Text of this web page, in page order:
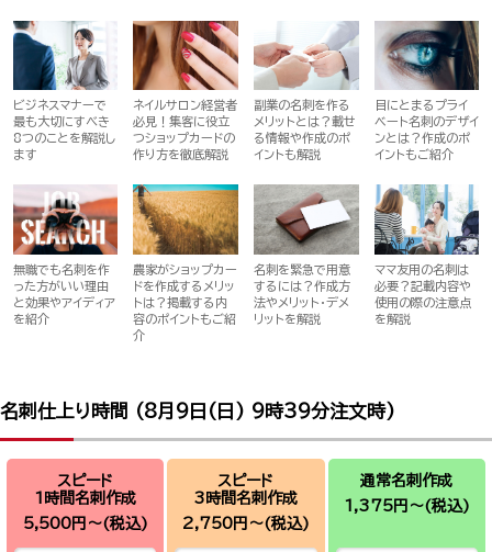
ビジネスマナーで
最も大切にすべき
8つのことを解説し
ます
ネイルサロン経営者
必見！集客に役立
つショップカードの
作り方を徹底解説
副業の名刺を作る
メリットとは？載せ
る情報や作成のポ
イントも解説
目にとまるプライ
ベート名刺のデザイ
ンとは？作成のポ
イントもご紹介
無職でも名刺を作
った方がいい理由
と効果やアイディア
を紹介
農家がショップカー
ドを作成するメリッ
トは？掲載する内
容のポイントもご紹
介
名刺を緊急で用意
するには？作成方
法やメリット・デメ
リットを解説
ママ友用の名刺は
必要？記載内容や
使用の際の注意点
を解説
名刺仕上り時間 (8月9日(日) 9時39分注文時)
スピード
1時間名刺作成
5,500円～(税込)
スピード
3時間名刺作成
2,750円～(税込)
通常名刺作成
1,375円～(税込)